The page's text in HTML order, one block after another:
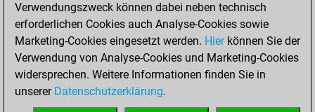
Sonntag, Juni 19,
2016
You played 19
bullet games
Play
You scored +4
Verwendungszweck können dabei neben technisch
erforderlichen Cookies auch Analyse-Cookies sowie
Marketing-Cookies eingesetzt werden. Hierkönnen Sie der
Verwendung von Analyse-Cookies und Marketing-Cookies
widersprechen. Weitere Informationen finden Sie in
unserer Datenschutzerklärung.